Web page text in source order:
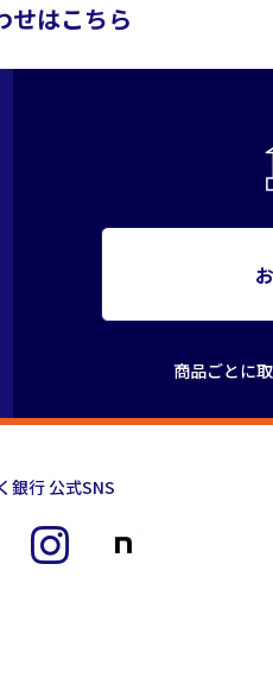
せはこちら
商品ごとに
銀行 公式SNS